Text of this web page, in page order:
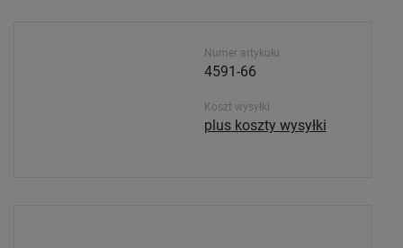
Numer artykułu
4591-66
Koszt wysyłki
plus koszty wysyłki